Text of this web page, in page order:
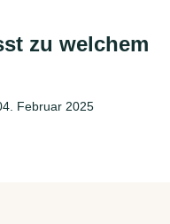
zu welchem
Februar 2025